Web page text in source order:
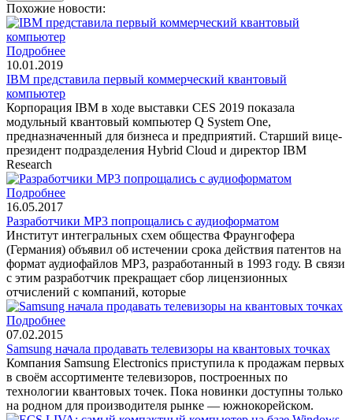
Похожие новости:
Подробнее
10.01.2019
IBM представила первый коммерческий квантовый
компьютер
Корпорация IBM в ходе выставки CES 2019 показала
модульный квантовый компьютер Q System One,
предназначенный для бизнеса и предприятий. Старший вице-
президент подразделения Hybrid Cloud и директор IBM
Research
Подробнее
16.05.2017
Разработчики MP3 попрощались с аудиоформатом
Институт интегральных схем общества Фраунгофера
(Германия) объявил об истечении срока действия патентов на
формат аудиофайлов MP3, разработанный в 1993 году. В связи
с этим разработчик прекращает сбор лицензионных
отчислений с компаний, которые
Подробнее
07.02.2015
Samsung начала продавать телевизоры на квантовых точках
Компания Samsung Electronics приступила к продажам первых
в своём ассортименте телевизоров, построенных по
технологии квантовых точек. Пока новинки доступны только
на родном для производителя рынке — южнокорейском.